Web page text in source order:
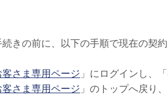
続きの前に、以下の手順で現在の契
客さま専用ページ 」にログインし、
客さま専用ページ 」のトップへ戻り